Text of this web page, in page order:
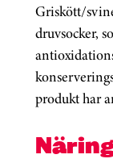
Griskött/
druvsocker,
produkt har